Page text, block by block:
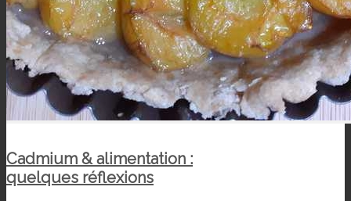
Cadmium & alimentation :
quelques réflexions